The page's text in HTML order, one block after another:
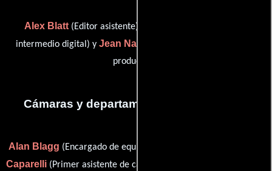
Alex Blatt(Editor asistente),
intermedio digital) y Jean Nakahara
producción)
Cámaras y departamento de electricidad
Alan Blagg (Encargado de equipamiento de cámara),
Caparelli (Primer asistente de cámara),